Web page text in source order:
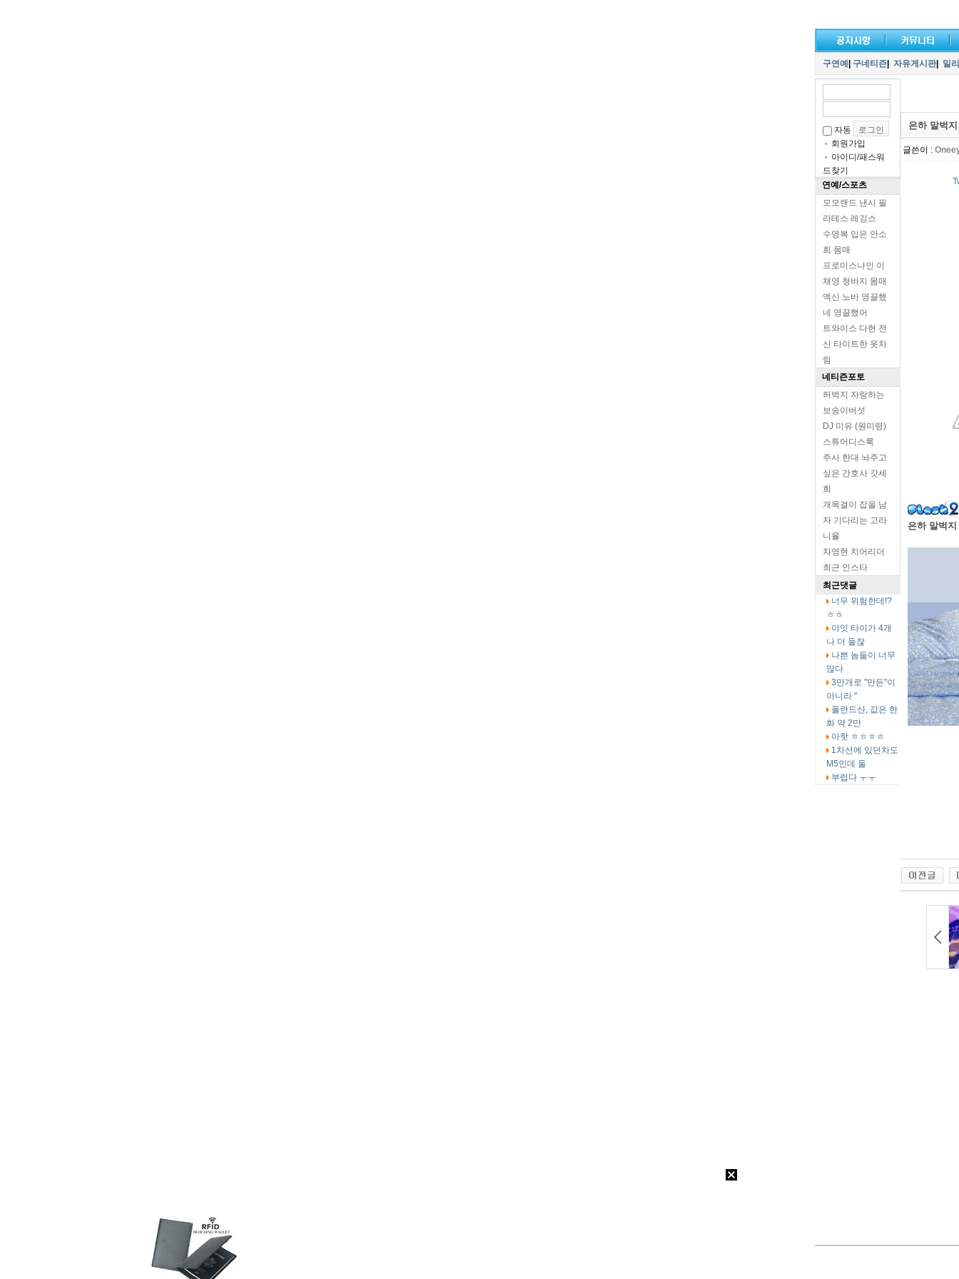
구연예 구네티즌 자유게시판| 밀
자동
회원가입
아이디/패스워
드찾기
연예/스포츠
모모랜드 낸시 필
라테스 레깅스
수영복 입은 안소
희 몸매
프로미스나인 이
채영 청바지 몸매
엑신 노바 영끌했
네 영끌했어
트와이스 다현 전
신 타이트한 옷차
림
네티즌포토
허벅지 자랑하는
보송이버섯
DJ 미유 (원미령)
스튜어디스룩
주사 한대 놔주고
싶은 간호사 갓세
희
개목걸이 잡을 남
자 기다리는 고라
니율
차영현 치어리더
최근 인스타
최근댓글
너무 위험한데!?
ㅎㅎ
야잇 타이가 4개
나 더 들잖
나쁜 놈들이 너무
많다
3만개로 "만든"이
아니라 "
폴란드산, 값은 한
화 약 2만
아핫 ㅎㅎㅎㅎ
1차선에 있던차도
M5인데 둘
부럽다 ㅜㅜ
은하 말벅지
글쓴이 :
은하 말벅지